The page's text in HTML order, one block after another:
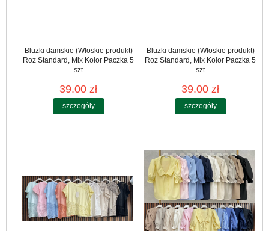
Bluzki damskie (Włoskie produkt)
Roz Standard, Mix Kolor Paczka 5
szt
39.00 zł
szczegóły
Bluzki damskie (Włoskie produkt)
Roz Standard, Mix Kolor Paczka 5
szt
39.00 zł
szczegóły